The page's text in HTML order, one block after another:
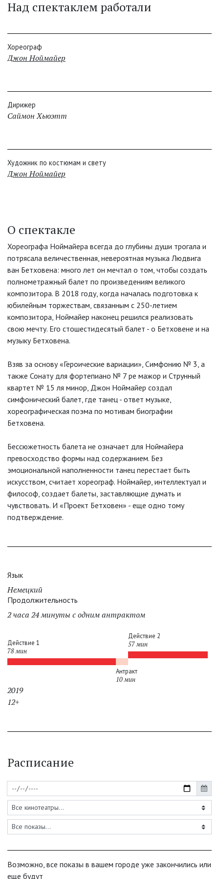
Над спектаклем работали
Хореограф
Джон Ноймайер
Дирижер
Саймон Хьюэтт
Художник по костюмам и свету
Джон Ноймайер
О спектакле
Хореографа Ноймайера всегда до глубины души трогала и
потрясала величественная, невероятная музыка Людвига
ван Бетховена: много лет он мечтал о том, чтобы создать
полнометражный балет по произведениям великого
композитора. В 2018 году, когда началась подготовка к
юбилейным торжествам, связанным с 250-летием
композитора, Ноймайер наконец решился реализовать
свою мечту. Его стошестидесятый балет - о Бетховене и на
музыку Бетховена.
Взяв за основу «Героические вариации», Симфонию № 3, а
также Сонату для фортепиано № 7 ре мажор и Струнный
квартет № 15 ля минор, Джон Ноймайер создал
симфонический балет, где танец - ответ музыке,
хореографическая поэма по мотивам биографии
Бетховена.
Бессюжетность балета не означает для Ноймайера
превосходство формы над содержанием. Без
эмоциональной наполненности танец перестает быть
искусством, считает хореограф. Ноймайер, интеллектуал и
философ, создает балеты, заставляющие думать и
чувствовать. И «Проект Бетховен» - еще одно тому
подтверждение.
Язык
Немецкий
Продолжительность
2 часа 24 минуты с одним антрактом
Действие 1
78 мин
Антракт
10 мин
Действие 2
57 мин
2019
12+
Расписание
Возможно, все показы в вашем городе уже закончились или
еще будут